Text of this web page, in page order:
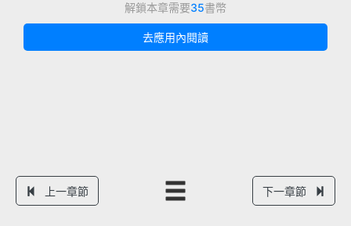
解鎖本章需要35書幣
去應用內閱讀
上一章節 下一章節